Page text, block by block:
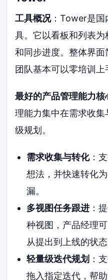
工具概况：Tower是国
具。它以看板和列表
和同步进度。整体界
团队基本可以零培训上
最好的产品管理能力核
理能力集中在需求收
级规划。
需求收集与转化：
想法，并快速转化
漏。
多视图任务跟进：
种视图，产品经理
从提出到上线的状态
轻量级迭代规划 ：
拖入指定迭代，帮